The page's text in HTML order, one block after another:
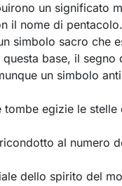
un significato
il nome di
simbolo sacro che
base, il segno
un simbolo
tombe egizie le
al numero
dello spirito del